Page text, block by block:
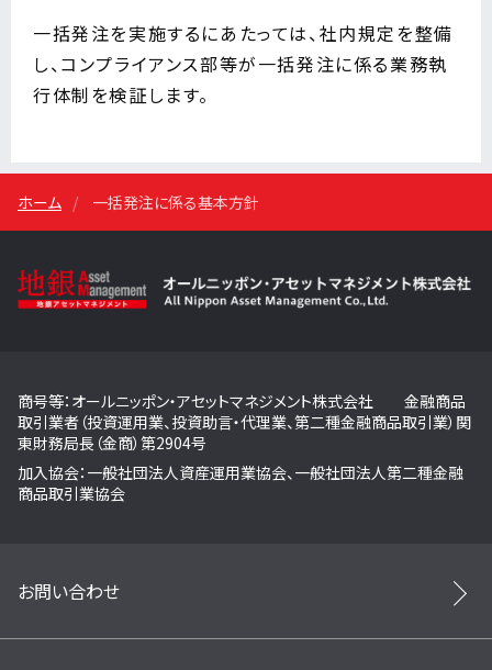
一括発注を実施するにあたっては、社内規定を整備
し、コンプライアンス部等が一括発注に係る業務執
行体制を検証します。
ホーム 一括発注に係る基本方針
商号等：オールニッポン・アセットマネジメント株式会社 金融商品
取引業者（投資運用業、投資助言・代理業、第二種金融商品取引業）関
東財務局長（金商）第2904号
加入協会：一般社団法人資産運用業協会、一般社団法人第二種金融
商品取引業協会
お問い合わせ